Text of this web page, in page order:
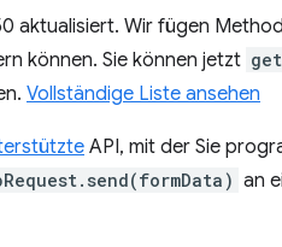
aktualisiert. Wir fügen
können. Sie können jetzt
Vollständige Liste ansehen
API, mit der Sie
an